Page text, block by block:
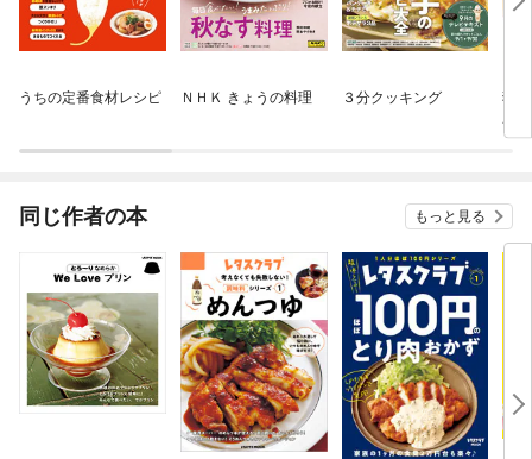
うちの定番食材レシピ ＮＨＫ きょうの料理 ３分クッキング
猫
単
同じ作者の本 もっと見る